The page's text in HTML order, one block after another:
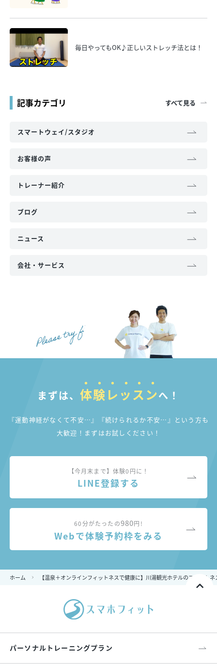
毎日やってもOK♪正しいストレッチ法とは！
記事カテゴリ すべて見る
スマートウェイ/スタジオ
お客様の声
トレーナー紹介
ブログ
ニュース
会社・サービス
まずは、 体験レッスンへ！
『運動神経がなくて不安…』『続けられるか不安…』 という方も
大歓迎！まずはお試しください！
【今月末まで】体験0円に！
LINE登録する
60分がたったの980円!
Webで体験予約枠をみる
ホーム 【温泉＋オンラインフィットネスで健康に】川湯観光ホテルのフィット
パーソナルトレーニングプラン